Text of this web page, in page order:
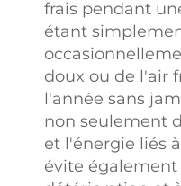
résistance à la
traction, dont
données
prouvent
clairement leur
excellente
durabilité.
frais pendant
étant
doux ou de l'air
l'année sans
non seulement
et l'énergie liés
évite également